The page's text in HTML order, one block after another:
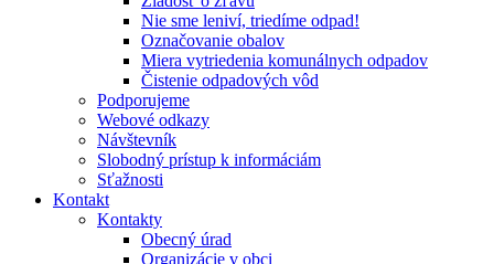
Nie sme leniví, triedíme odpad!
Označovanie obalov
Miera vytriedenia komunálnych odpadov
Čistenie odpadových vôd
Podporujeme
Webové odkazy
Návštevník
Slobodný prístup k informáciám
Sťažnosti
Kontakt
Kontakty
Obecný úrad
Organizácie v obci